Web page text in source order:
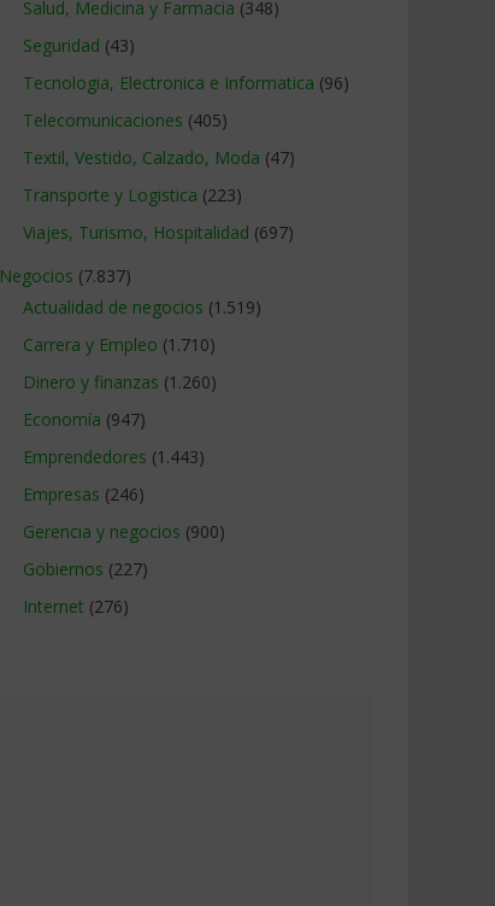
Salud, Medicina y Farmacia (348)
Seguridad (43)
Tecnologia, Electronica e Informatica (96)
Telecomunicaciones (405)
Textil, Vestido, Calzado, Moda (47)
Transporte y Logistica (223)
Viajes, Turismo, Hospitalidad (697)
Negocios (7.837)
Actualidad de negocios (1.519)
Carrera y Empleo (1.710)
Dinero y finanzas (1.260)
Economía (947)
Emprendedores (1.443)
Empresas (246)
Gerencia y negocios (900)
Gobiernos (227)
Internet (276)